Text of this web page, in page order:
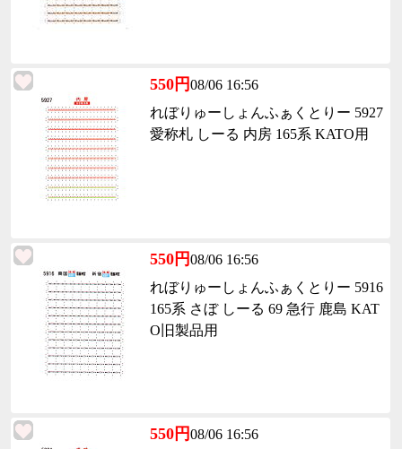
550円08/06 16:56
れぼりゅーしょんふぁくとりー 5927
愛称札 しーる 内房 165系 KATO用
550円08/06 16:56
れぼりゅーしょんふぁくとりー 5916
165系 さぼ しーる 69 急行 鹿島 KAT
O旧製品用
550円08/06 16:56